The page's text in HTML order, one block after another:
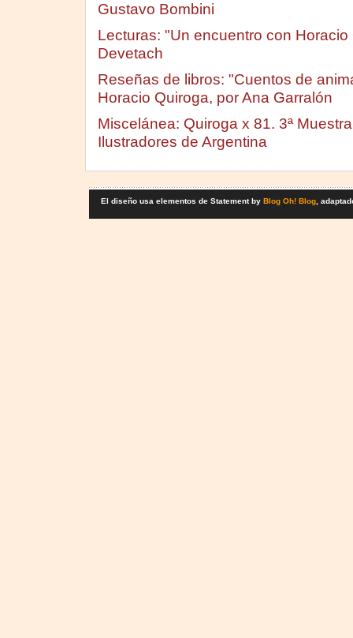
Gustavo Bombini
Lecturas: "Un encuentro con
Devetach
Reseñas de libros: "Cuentos de
Horacio Quiroga, por Ana Garralón
Miscelánea: Quiroga x 81. 3ª
Ilustradores de Argentina
El diseño usa elementos de Statement by Blog Oh! Blog,